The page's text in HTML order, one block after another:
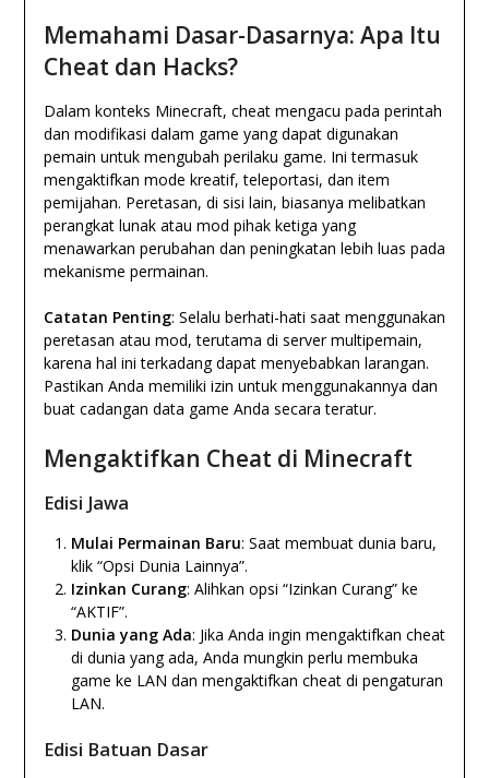
Memahami Dasar-Dasarnya: Apa Itu
Cheat dan Hacks?
Dalam konteks Minecraft, cheat mengacu pada perintah
dan modifikasi dalam game yang dapat digunakan
pemain untuk mengubah perilaku game. Ini termasuk
mengaktifkan mode kreatif, teleportasi, dan item
pemijahan. Peretasan, di sisi lain, biasanya melibatkan
perangkat lunak atau mod pihak ketiga yang
menawarkan perubahan dan peningkatan lebih luas pada
mekanisme permainan.
Catatan Penting: Selalu berhati-hati saat menggunakan
peretasan atau mod, terutama di server multipemain,
karena hal ini terkadang dapat menyebabkan larangan.
Pastikan Anda memiliki izin untuk menggunakannya dan
buat cadangan data game Anda secara teratur.
Mengaktifkan Cheat di Minecraft
Edisi Jawa
Mulai Permainan Baru: Saat membuat dunia baru,
klik “Opsi Dunia Lainnya”.
Izinkan Curang: Alihkan opsi “Izinkan Curang” ke
“AKTIF”.
Dunia yang Ada: Jika Anda ingin mengaktifkan cheat
di dunia yang ada, Anda mungkin perlu membuka
game ke LAN dan mengaktifkan cheat di pengaturan
LAN.
Edisi Batuan Dasar